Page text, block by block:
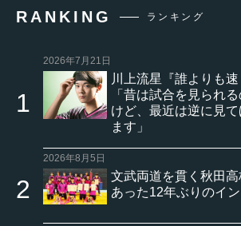
RANKING ランキング
2026年7月21日
川上流星『誰よりも
「昔は試合を見られ
けど、最近は逆に見
ます」
2026年8月5日
文武両道を貫く秋田
あった12年ぶりのイ